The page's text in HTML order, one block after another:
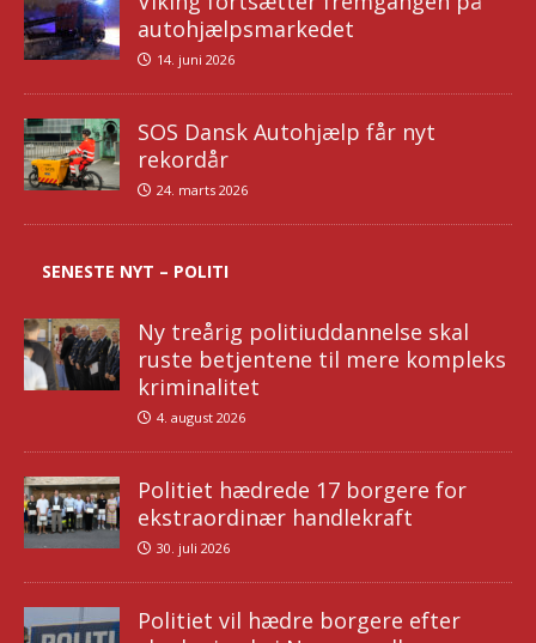
autohjælpsmarkedet
14. juni 2026
SOS Dansk Autohjælp får nyt
rekordår
24. marts 2026
SENESTE NYT – POLITI
Ny treårig politiuddannelse skal
ruste betjentene til mere kompleks
kriminalitet
4. august 2026
Politiet hædrede 17 borgere for
ekstraordinær handlekraft
30. juli 2026
Politiet vil hædre borgere efter